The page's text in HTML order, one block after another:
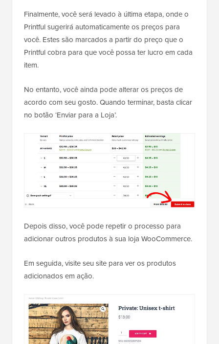
Finalmente, você será levado à última etapa, onde o
Printful sugerirá automaticamente os preços para
você. Estes são marcados a partir do preço que o
Printful cobra para que você possa ter lucro em cada
item.
No entanto, você ainda pode alterar os preços de
acordo com seu gosto. Quando terminar, basta clicar
no botão ‘Enviar para a Loja’.
Depois disso, você pode repetir o processo para
adicionar outros produtos à sua loja WooCommerce.
Em seguida, visite seu site para ver os produtos
adicionados em ação.